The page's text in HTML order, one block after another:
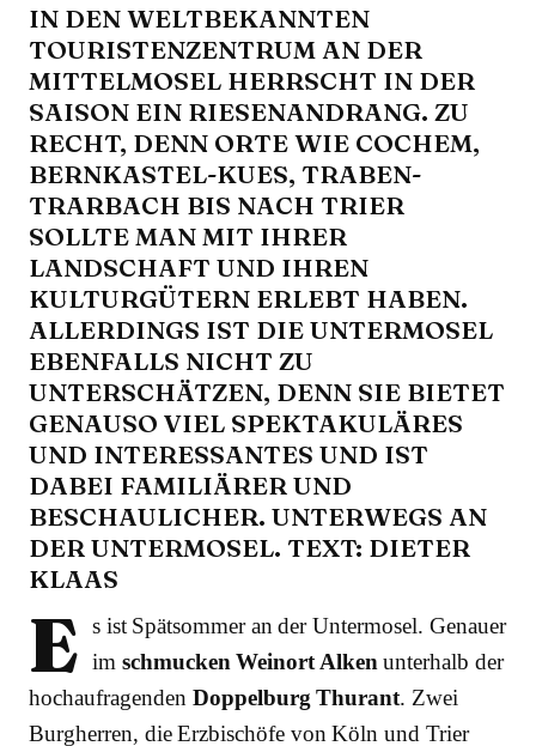
IN DEN WELTBEKANNTEN
TOURISTENZENTRUM AN DER
MITTELMOSEL HERRSCHT IN DER
SAISON EIN RIESENANDRANG. ZU
RECHT, DENN ORTE WIE COCHEM,
BERNKASTEL-KUES, TRABEN-
TRARBACH BIS NACH TRIER
SOLLTE MAN MIT IHRER
LANDSCHAFT UND IHREN
KULTURGÜTERN ERLEBT HABEN.
ALLERDINGS IST DIE UNTERMOSEL
EBENFALLS NICHT ZU
UNTERSCHÄTZEN, DENN SIE BIETET
GENAUSO VIEL SPEKTAKULÄRES
UND INTERESSANTES UND IST
DABEI FAMILIÄRER UND
BESCHAULICHER. UNTERWEGS AN
DER UNTERMOSEL. TEXT: DIETER
KLAAS
E s ist Spätsommer an der Untermosel. Genauer
im schmucken Weinort Alken unterhalb der
hochaufragenden Doppelburg Thurant. Zwei
Burgherren, die Erzbischöfe von Köln und Trier